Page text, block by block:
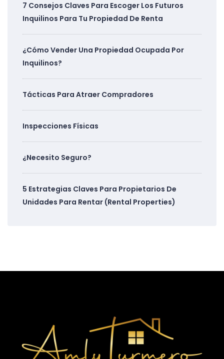
7 Consejos Claves Para Escoger Los Futuros
Inquilinos Para Tu Propiedad De Renta
¿Cómo Vender Una Propiedad Ocupada Por
Inquilinos?
Tácticas Para Atraer Compradores
Inspecciones Físicas
¿Necesito Seguro?
5 Estrategias Claves Para Propietarios De
Unidades Para Rentar (Rental Properties)